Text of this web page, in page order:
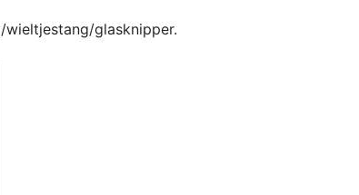
glasknipper.